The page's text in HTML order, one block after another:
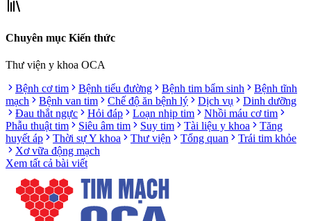
Chuyên mục Kiến thức
Thư viện y khoa OCA
Bệnh cơ tim
Bệnh tiểu đường Bệnh tim bẩm sinh
Bệnh tĩnh
mạch
Bệnh van tim Chế độ ăn bệnh lý Dịch vụ
Dinh dưỡng
Đau thắt ngực
Hỏi đáp Loạn nhịp tim
Nhồi máu cơ tim
Phẫu thuật tim
Siêu âm tim Suy tim Tài liệu y khoa
Tăng
huyết áp
Thời sự Y khoa Thư viện Tổng quan
Trái tim khỏe
Xơ vữa động mạch
Xem tất cả bài viết